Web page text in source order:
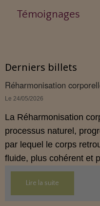
Témoignages
Derniers billets
Réharmonisation
Le 24/05/2026
La Réharmonisation
processus naturel,
par lequel le corps
fluide, plus cohérent et
hygiène de vie adaptée.
Lire la suite